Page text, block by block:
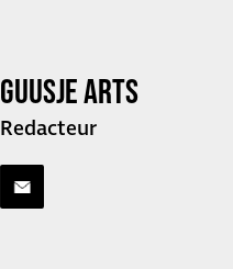
GUUSJE ARTS
Redacteur